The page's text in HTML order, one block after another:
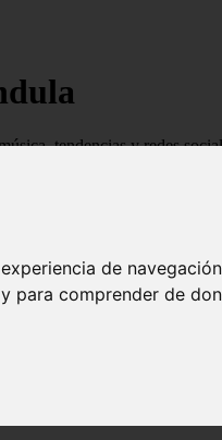
de
para comprender de
tendencias y redes